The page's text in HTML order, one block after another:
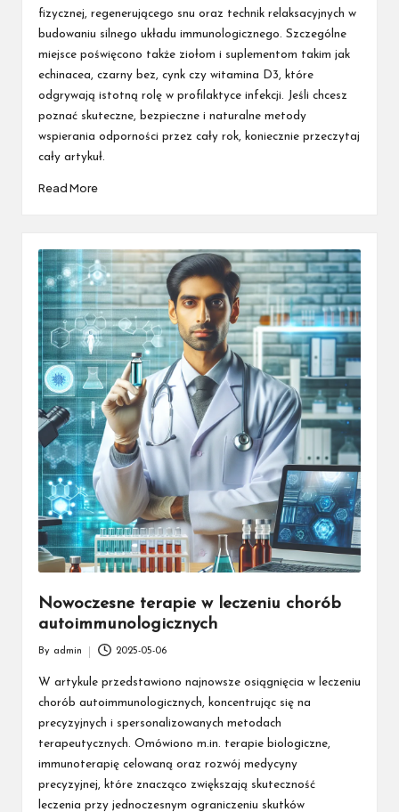
fizycznej, regenerującego snu oraz technik relaksacyjnych w
budowaniu silnego układu immunologicznego. Szczególne
miejsce poświęcono także ziołom i suplementom takim jak
echinacea, czarny bez, cynk czy witamina D3, które
odgrywają istotną rolę w profilaktyce infekcji. Jeśli chcesz
poznać skuteczne, bezpieczne i naturalne metody
wspierania odporności przez cały rok, koniecznie przeczytaj
cały artykuł.
Read More
Nowoczesne terapie w leczeniu chorób
autoimmunologicznych
by
By admin 2025-05-06
W artykule przedstawiono najnowsze osiągnięcia w leczeniu
chorób autoimmunologicznych, koncentrując się na
precyzyjnych i spersonalizowanych metodach
terapeutycznych. Omówiono m.in. terapie biologiczne,
immunoterapię celowaną oraz rozwój medycyny
precyzyjnej, które znacząco zwiększają skuteczność
leczenia przy jednoczesnym ograniczeniu skutków